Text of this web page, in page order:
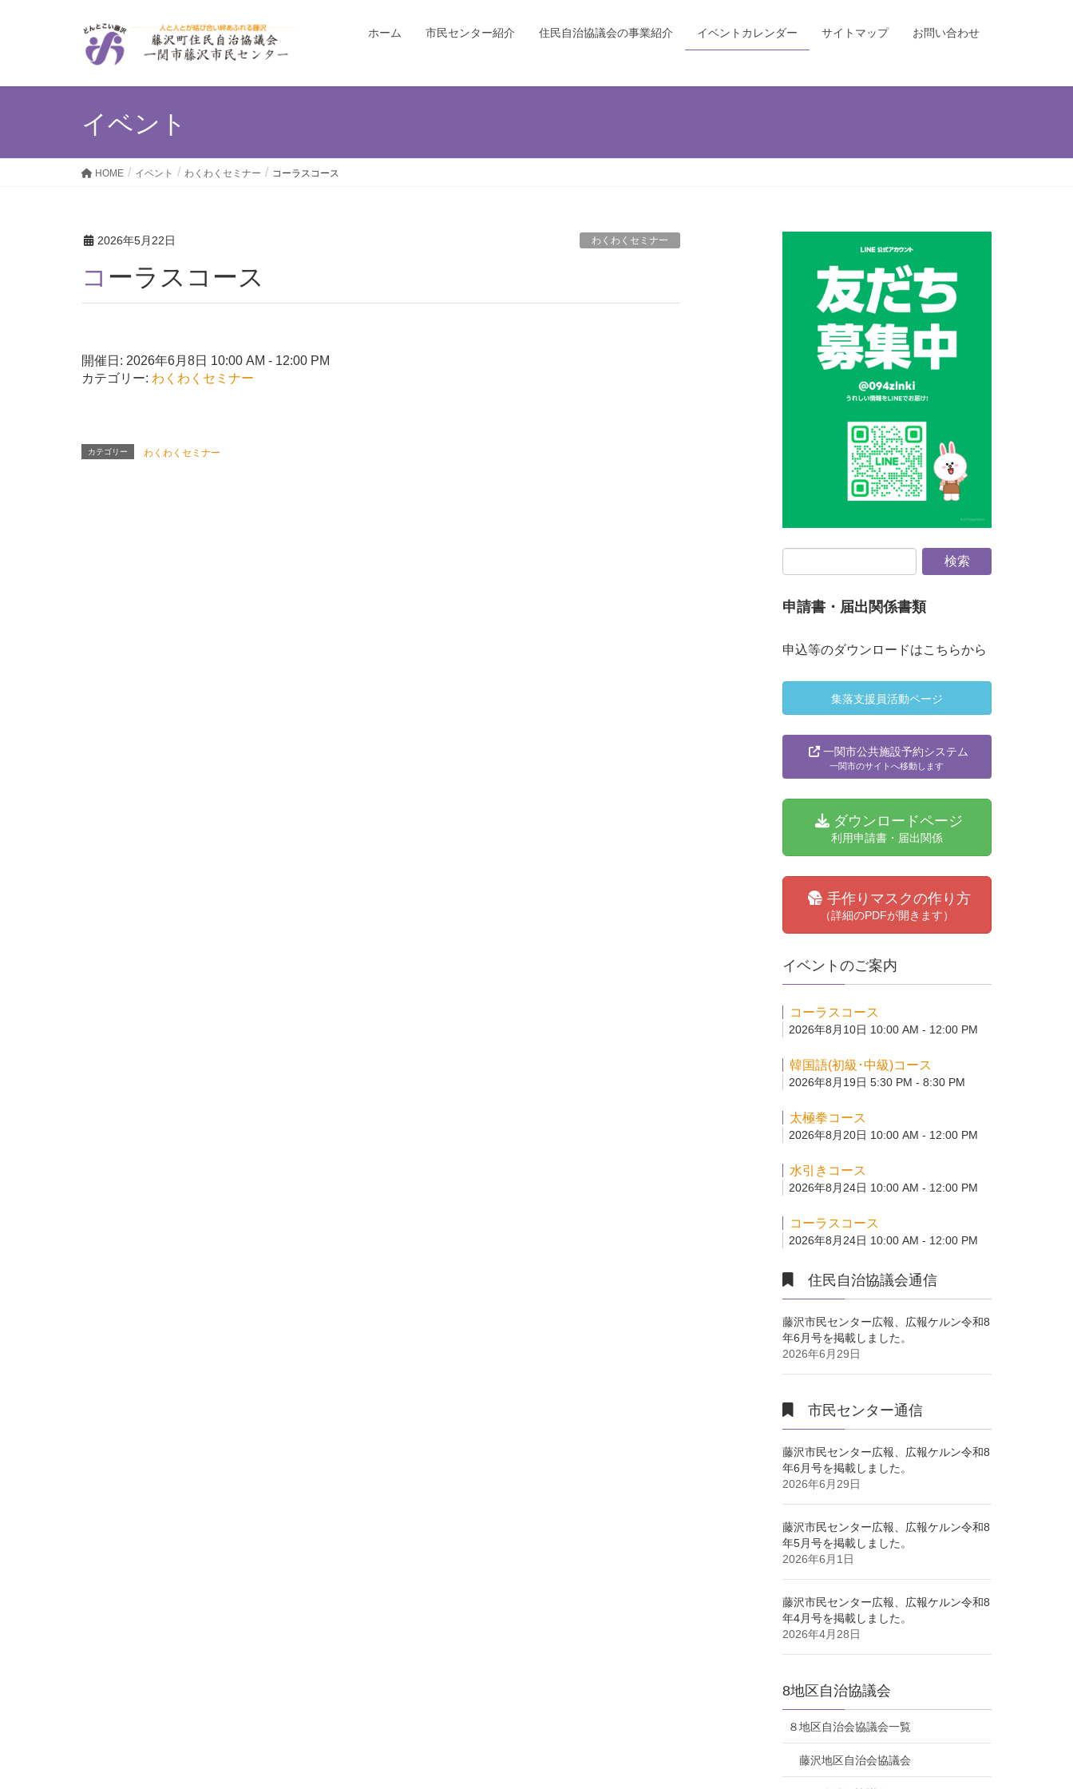
ホーム 市民センター紹介 住民自治協議会の事業紹介 イベントカレンダー サイトマップ お問い合わせ
イベント
HOME イベント わくわくセミナー コーラスコース
2026年5月22日 わくわくセミナー
コーラスコース
開催日: 2026年6月8日 10:00 AM - 12:00 PM
カテゴリー: わくわくセミナー
カテゴリー わくわくセミナー
申請書・届出関係書類
申込等のダウンロードはこちらから
集落支援員活動ページ
一関市公共施設予約システム
一関市のサイトへ移動します
ダウンロードページ
利用申請書・届出関係
手作りマスクの作り方
（詳細のPDFが開きます）
イベントのご案内
コーラスコース
2026年8月10日 10:00 AM - 12:00 PM
韓国語(初級･中級)コース
2026年8月19日 5:30 PM - 8:30 PM
太極拳コース
2026年8月20日 10:00 AM - 12:00 PM
水引きコース
2026年8月24日 10:00 AM - 12:00 PM
コーラスコース
2026年8月24日 10:00 AM - 12:00 PM
住民自治協議会通信
藤沢市民センター広報、広報ケルン令和8
年6月号を掲載しました。
2026年6月29日
市民センター通信
藤沢市民センター広報、広報ケルン令和8
年6月号を掲載しました。
2026年6月29日
藤沢市民センター広報、広報ケルン令和8
年5月号を掲載しました。
2026年6月1日
藤沢市民センター広報、広報ケルン令和8
年4月号を掲載しました。
2026年4月28日
8地区自治協議会
８地区自治会協議会一覧
藤沢地区自治会協議会